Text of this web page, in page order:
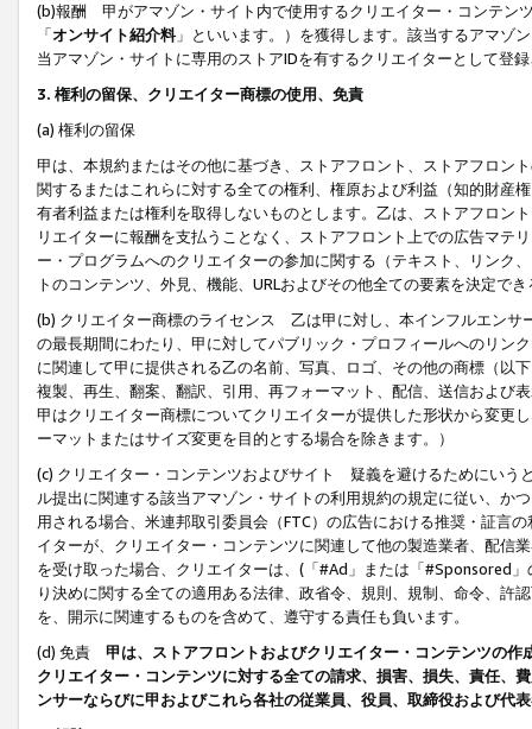
(b)報酬 甲がアマゾン・サイト内で使用するクリエイター・コンテン
「オンサイト紹介料」といいます。）を獲得します。該当するアマゾ
当アマゾン・サイトに専用のストアIDを有するクリエイターとして登
3. 権利の留保、クリエイター商標の使用、免責
(a) 権利の留保
甲は、本規約またはその他に基づき、ストアフロント、ストアフロン
関するまたはこれらに対する全ての権利、権原および利益（知的財産
有者利益または権利を取得しないものとします。乙は、ストアフロン
リエイターに報酬を支払うことなく、ストアフロント上での広告マテ
ー・プログラムへのクリエイターの参加に関する（テキスト、リンク
トのコンテンツ、外見、機能、URLおよびその他全ての要素を決定で
(b) クリエイター商標のライセンス 乙は甲に対し、本インフルエンサ
の最長期間にわたり、甲に対してパブリック・プロフィールへのリン
に関連して甲に提供される乙の名前、写真、ロゴ、その他の商標（以
複製、再生、翻案、翻訳、引用、再フォーマット、配信、送信および
甲はクリエイター商標についてクリエイターが提供した形状から変更
ーマットまたはサイズ変更を目的とする場合を除きます。）
(c) クリエイター・コンテンツおよびサイト 疑義を避けるためにいう
ル提出に関連する該当アマゾン・サイトの利用規約の規定に従い、か
用される場合、米連邦取引委員会（FTC）の広告における推奨・証言
イターが、クリエイター・コンテンツに関連して他の製造業者、配信
を受け取った場合、クリエイターは、(「#Ad」または「#Sponsored
り決めに関する全ての適用ある法律、政省令、規則、規制、命令、許
を、開示に関連するものを含めて、遵守する責任も負います。
(d) 免責 甲は、ストアフロントおよびクリエイター・コンテンツの
クリエイター・コンテンツに対する全ての請求、損害、損失、責任、
ンサーならびに甲およびこれら各社の従業員、役員、取締役および代